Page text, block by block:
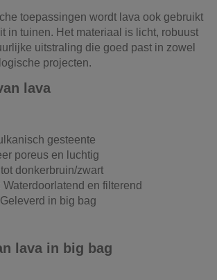
toepassingen wordt lava ook gebruikt
in tuinen. Het materiaal is licht, robuust
uitstraling die goed past in zowel
projecten.
lava
gesteente
poreus en luchtig
donkerbruin/zwart
Waterdoorlatend en filterend
in big bag
lava in big bag